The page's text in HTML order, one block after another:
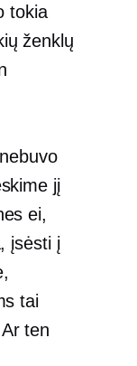
tokia
ženklų
jį
ei,
įsėsti į
tai
ten